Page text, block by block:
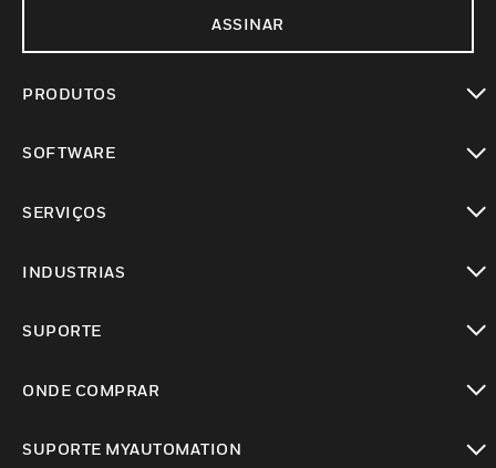
ASSINAR
PRODUTOS
SOFTWARE
SERVIÇOS
INDUSTRIAS
SUPORTE
ONDE COMPRAR
SUPORTE MYAUTOMATION